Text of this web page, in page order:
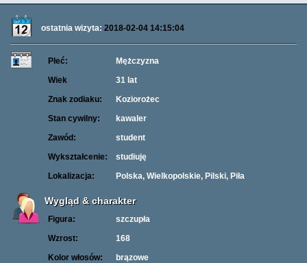
ostatnia wizyta: 2018-02-04 14:15:04
Płeć:
Mężczyzna
Wiek
31 lat
Znak zodiaku:
Koziorożec
Stan cywilny:
kawaler
Zawód:
student
Wykształcenie:
studiuję
Lokalizacja:
Polska, Wielkopolskie, Pilski, Piła
Wygląd & charakter
Figura:
szczupła
Wzrost:
168
Kolor włosów:
brązowe